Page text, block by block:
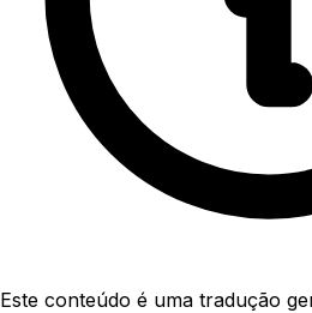
Este conteúdo é uma tradução